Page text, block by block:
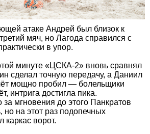
атаке Андрей был близок к
мяч, но Лагода справился с
в упор.
минуте «ЦСКА-2» вновь сравнял
сделал точную передачу, а Даниил
мощно пробил — болельщики
интрига достигла пика.
за мгновения до этого Панкратов
но на этот раз подопечных
каркас ворот.